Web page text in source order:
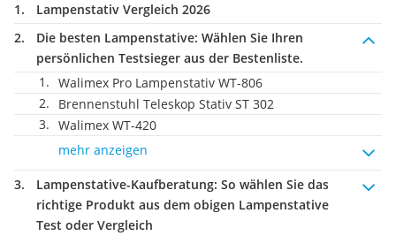
Lampenstativ Vergleich 2026
Die besten Lampenstative: Wählen Sie Ihren
persönlichen Testsieger aus der Bestenliste.
Walimex Pro Lampenstativ WT-806
Brennenstuhl Teleskop Stativ ST 302
Walimex WT-420
mehr anzeigen
Lampenstative-Kaufberatung: So wählen Sie das
richtige Produkt aus dem obigen Lampenstative
Test oder Vergleich